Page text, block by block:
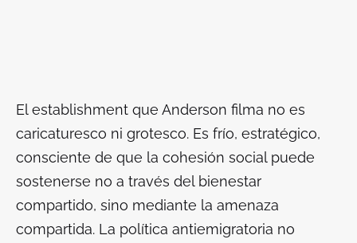
El establishment que Anderson filma no es
caricaturesco ni grotesco. Es frío, estratégico,
consciente de que la cohesión social puede
sostenerse no a través del bienestar
compartido, sino mediante la amenaza
compartida. La política antiemigratoria no